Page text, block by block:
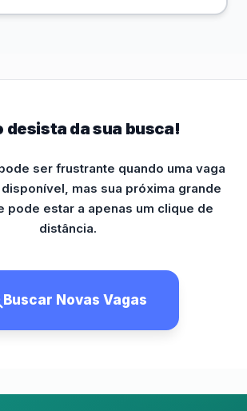
desista da sua busca!
ser frustrante quando uma vaga
mas sua próxima grande
pode estar a apenas um clique de
distância.
Buscar Novas Vagas